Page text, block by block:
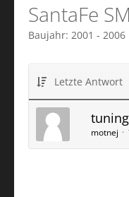
SantaFe
Baujahr: 2001 - 2006
Letzte Antwort
tuning
motnej